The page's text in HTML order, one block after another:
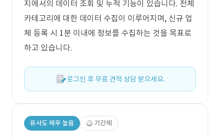
지에서의 데이터 조회 및 누적 기능이 있습니다. 전체
카테고리에 대한 데이터 수집이 이루어지며, 신규 업
체 등록 시 1분 이내에 정보를 수집하는 것을 목표로
하고 있습니다.
로그인 후 무료 견적 상담 받으세요.
유사도 매우 높음 기간제